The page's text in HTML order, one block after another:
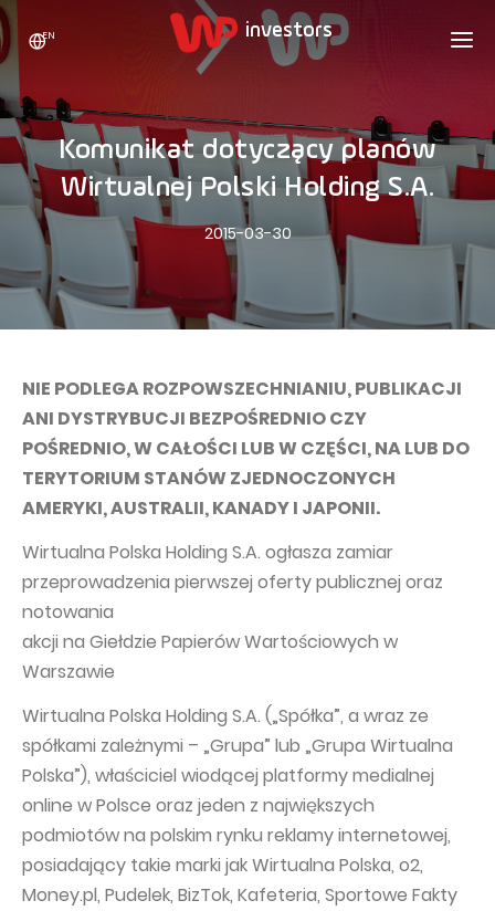
ABOUT US
Who we are
Growth strategy
Statistics
The values
Compliance
Our history
Press office
WP Media
Invia Group
Wakacje.pl
Superauto.pl
Totalmoney
Extradom
Wirtualne Media
INVESTORS
SHARES
Stock Quotes
Dividend Policy
Announcements
Motivational programs
Periodic reports
Integrated reports
Prospectus
Press releases
CORPORATE GOVERNANCE
Statute
ADVERTISING
CAREER
Wakacje.pl
Extradom
Nocowanie.pl
Superauto.pl
Homebook
EN
Komunikat dotyczący planów
Wirtualnej Polski Holding S.A.
2015-03-30
NIE PODLEGA ROZPOWSZECHNIANIU, PUBLIKACJI
ANI DYSTRYBUCJI BEZPOŚREDNIO CZY
POŚREDNIO, W CAŁOŚCI LUB W CZĘŚCI, NA LUB DO
TERYTORIUM STANÓW ZJEDNOCZONYCH
AMERYKI, AUSTRALII, KANADY I JAPONII.
Wirtualna Polska Holding S.A. ogłasza zamiar
przeprowadzenia pierwszej oferty publicznej oraz
notowania
akcji na Giełdzie Papierów Wartościowych w
Warszawie
Wirtualna Polska Holding S.A. („Spółka”, a wraz ze
spółkami zależnymi – „Grupa” lub „Grupa Wirtualna
Polska”), właściciel wiodącej platformy medialnej
online w Polsce oraz jeden z największych
podmiotów na polskim rynku reklamy internetowej,
posiadający takie marki jak Wirtualna Polska, o2,
Money.pl, Pudelek, BizTok, Kafeteria, Sportowe Fakty